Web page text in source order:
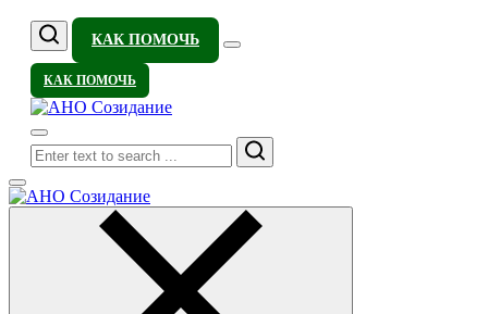
КАК ПОМОЧЬ
КАК ПОМОЧЬ
Search